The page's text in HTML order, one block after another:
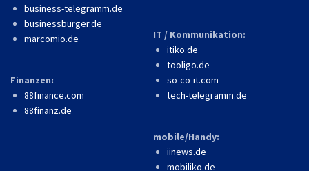
business-telegramm.de
businessburger.de
marcomio.de
Finanzen:
88finance.com
88finanz.de
IT / Kommunikation:
itiko.de
tooligo.de
so-co-it.com
tech-telegramm.de
mobile/Handy:
iinews.de
mobiliko.de